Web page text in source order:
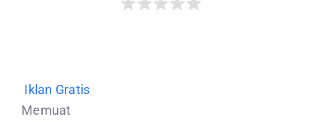
Iklan Gratis
Memuat